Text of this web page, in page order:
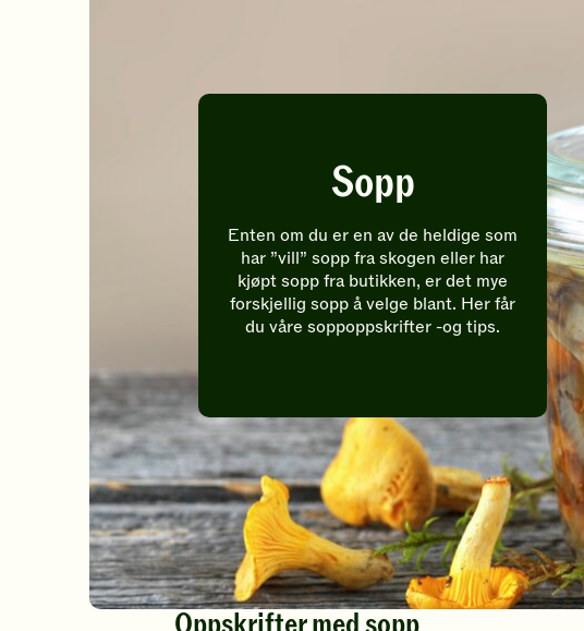
Sopp
Enten om du er en av de heldige som
har ”vill” sopp fra skogen eller har
kjøpt sopp fra butikken, er det mye
forskjellig sopp å velge blant. Her får
du våre soppoppskrifter -og tips.